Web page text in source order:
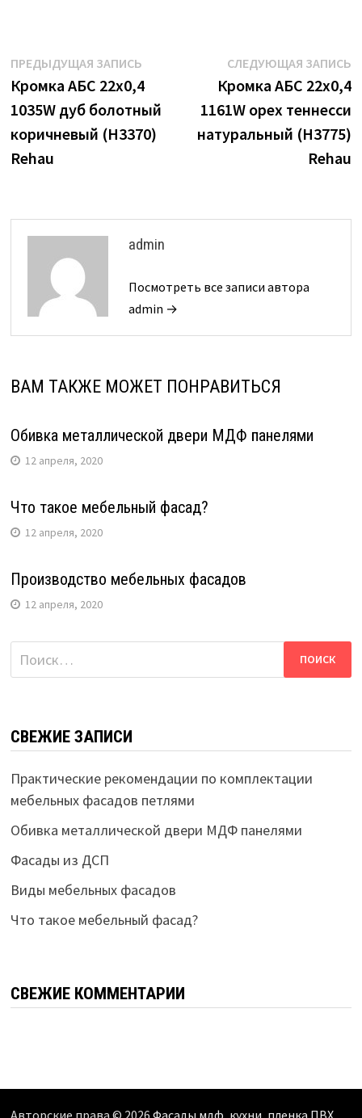
Навигация
по
записям
ПРЕДЫДУЩАЯ ЗАПИСЬПредыдущая
запись:
Кромка АБС 22х0,4
1035W дуб болотный
коричневый (H3370)
Rehau
СЛЕДУЮЩАЯ ЗАПИСЬ
Кромка АБС 22х0,4
1161W орех теннесси
натуральный (H3775)
Rehau
admin
Посмотреть все записи автора
admin →
ВАМ ТАКЖЕ МОЖЕТ ПОНРАВИТЬСЯ
Обивка металлической двери МДФ панелями
12 апреля, 2020
Что такое мебельный фасад?
12 апреля, 2020
Производство мебельных фасадов
12 апреля, 2020
Найти:
СВЕЖИЕ ЗАПИСИ
Практические рекомендации по комплектации
мебельных фасадов петлями
Обивка металлической двери МДФ панелями
Фасады из ДСП
Виды мебельных фасадов
Что такое мебельный фасад?
СВЕЖИЕ КОММЕНТАРИИ
Авторские права © 2026 Фасады мдф, кухни, пленка ПВХ,